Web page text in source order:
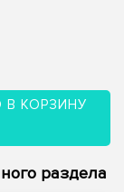
КОРЗИНУ
раздела